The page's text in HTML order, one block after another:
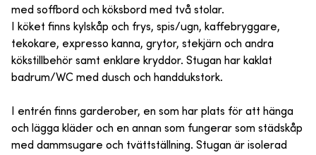
med soffbord och köksbord med två stolar.
I köket finns kylskåp och frys, spis/ugn, kaffebryggare,
tekokare, expresso kanna, grytor, stekjärn och andra
kökstillbehör samt enklare kryddor. Stugan har kaklat
badrum/WC med dusch och handdukstork.
I entrén finns garderober, en som har plats för att hänga
och lägga kläder och en annan som fungerar som städskåp
med dammsugare och tvättställning. Stugan är isolerad